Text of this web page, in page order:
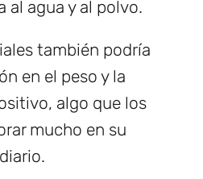
al agua y al polvo.
también podría
en el peso y la
algo que los
mucho en su